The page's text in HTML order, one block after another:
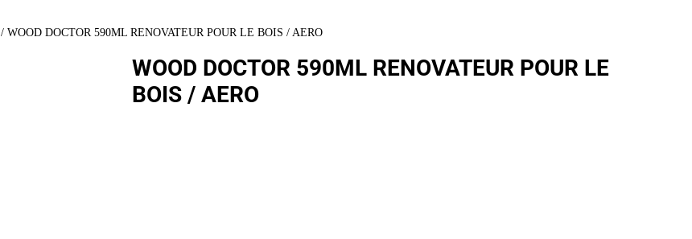
/ WOOD DOCTOR 590ML RENOVATEUR POUR LE BOIS / AERO
WOOD DOCTOR 590ML RENOVATEUR POUR LE
BOIS / AERO